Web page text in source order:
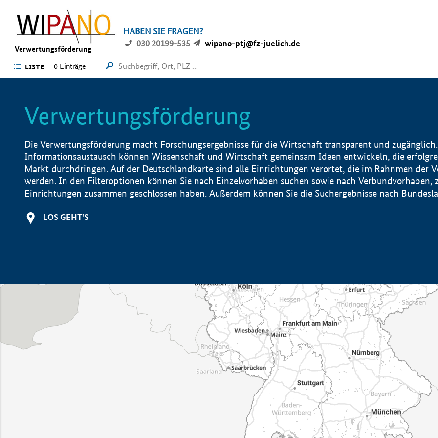
Verwertungsförderung
HABEN SIE FRAGEN?
030 20199-535
wipano-ptj@fz-juelich.de
LISTE 0 Einträge
Verwertungsförderung
Die Verwertungsförderung macht Forschungsergebnisse für die Wirtschaft transparent und
Informationsaustausch können Wissenschaft und Wirtschaft gemeinsam Ideen entwickeln, die
Markt durchdringen. Auf der Deutschlandkarte sind alle Einrichtungen verortet, die im Rahnmen der
werden. In den Filteroptionen können Sie nach Einzelvorhaben suchen sowie nach Verbundvorhaben,
Einrichtungen zusammen geschlossen haben. Außerdem können Sie die Suchergebnisse nach
LOS GEHT'S